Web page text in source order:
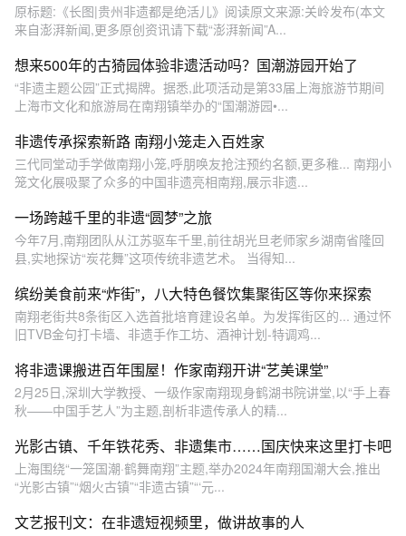
原标题:《长图|贵州非遗都是绝活儿》阅读原文来源:关岭发布(本文
来自澎湃新闻,更多原创资讯请下载“澎湃新闻”A...
想来500年的古猗园体验非遗活动吗？国潮游园开始了
“非遗主题公园”正式揭牌。据悉,此项活动是第33届上海旅游节期间
上海市文化和旅游局在南翔镇举办的“国潮游园•...
非遗传承探索新路 南翔小笼走入百姓家
三代同堂动手学做南翔小笼,呼朋唤友抢注预约名额,更多稚... 南翔小
笼文化展吸聚了众多的中国非遗亮相南翔,展示非遗...
一场跨越千里的非遗“圆梦”之旅
今年7月,南翔团队从江苏驱车千里,前往胡光旦老师家乡湖南省隆回
县,实地探访“炭花舞”这项传统非遗艺术。 当得知...
缤纷美食前来“炸街”，八大特色餐饮集聚街区等你来探索
南翔老街共8条街区入选首批培育建设名单。为发挥街区的... 通过怀
旧TVB金句打卡墙、非遗手作工坊、酒神计划-特调鸡...
将非遗课搬进百年围屋！作家南翔开讲“艺美课堂”
2月25日,深圳大学教授、一级作家南翔现身鹤湖书院讲堂,以“手上春
秋——中国手艺人”为主题,剖析非遗传承人的精...
光影古镇、千年铁花秀、非遗集市……国庆快来这里打卡吧
上海围绕“一笼国潮·鹤舞南翔”主题,举办2024年南翔国潮大会,推出
“光影古镇”“烟火古镇”“非遗古镇”“‘元...
文艺报刊文：在非遗短视频里，做讲故事的人